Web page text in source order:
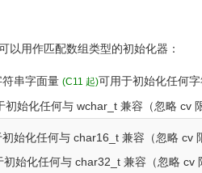
以用作匹配数组类型的初始化器：
串字面量 (C11 起)可用于初始化任何
初始化任何与 wchar_t 兼容（忽略 cv
始化任何与 char16_t 兼容（忽略 cv
初始化任何与 char32_t 兼容（忽略 cv